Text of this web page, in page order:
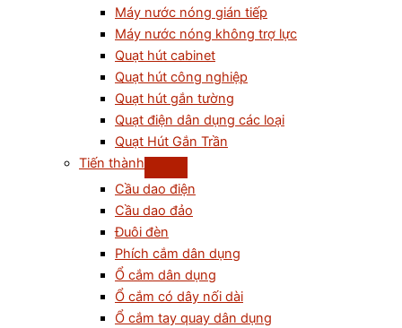
Máy nước nóng gián tiếp
Máy nước nóng không trợ lực
Quạt hút cabinet
Quạt hút công nghiệp
Quạt hút gắn tường
Quạt điện dân dụng các loại
Quạt Hút Gắn Trần
Tiến thành
Cầu dao điện
Cầu dao đảo
Đuôi đèn
Phích cắm dân dụng
Ổ cắm dân dụng
Ổ cắm có dây nối dài
Ổ cắm tay quay dân dụng